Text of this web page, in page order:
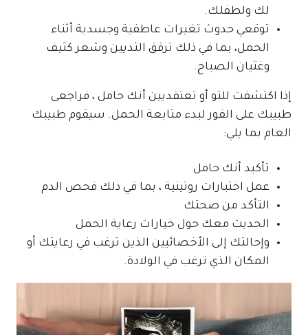
لك ولطفلك.
توقعي حدوث تغيرات عاطفية وجسدية أثناء
الحمل، بما في ذلك ترقق الثديين وشعر كثيف
وغثيان الصباح.
إذا اكتشفت للتو أو تعتقديين أنك حامل ، فراجعى
طبيبك على الفور لبدء متابعة الحمل. سيقوم طبيبك
العام بما يلي:
تأكيد أنك حامل
عمل اختبارات روتينية ، بما في ذلك فحص الدم
التأكد من صحتك
الحديث معك حول خيارات رعاية الحمل
وإحالتك إلى الأخصائيين الذين ترغب في رعايتك أو
المكان الذي ترغب في الولادة.